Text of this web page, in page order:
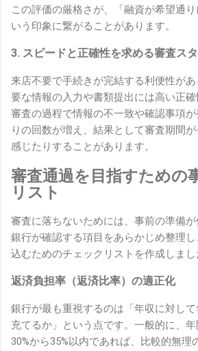
この評価の厳格さが、「融資が希望通
いう印象に繋がることがあります。
3. スピードと正確性を求める審査ス
来店不要で手続きが完結する利便性が
要な情報の入力や書類提出には高い正確
審査の過程で情報の不一致や確認事項
りの回数が増え、結果として審査期間
感じたりすることがあります。
審査通過を目指すための
リスト
審査に落ちないためには、事前の準備が
銀行が確認する項目をあらかじめ整理
込むためのチェックリストを作成しまし
返済負担率（返済比率）の適正化
銀行が最も重視するのは「年収に対し
充てるか」という点です。一般的に、
30%から35%以内であれば、比較的無理